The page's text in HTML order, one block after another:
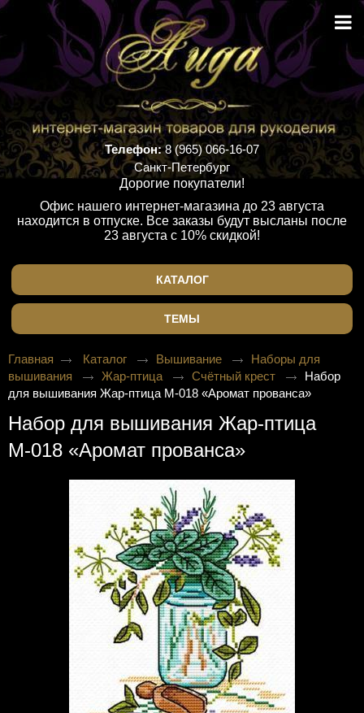
Телефон:8 (965) 066-16-07
Санкт-Петербург
Дорогие покупатели!
Офис нашего интернет-магазина до 23 августа
находится в отпуске. Все заказы будут высланы после
23 августа с 10% скидкой!
КАТАЛОГ
ТЕМЫ
Главная Каталог Вышивание
Наборы для
вышивания
Жар-птица Счётный крест
Набор
для вышивания Жар-птица М-018 «Аромат прованса»
Набор для вышивания Жар-птица
М-018 «Аромат прованса»